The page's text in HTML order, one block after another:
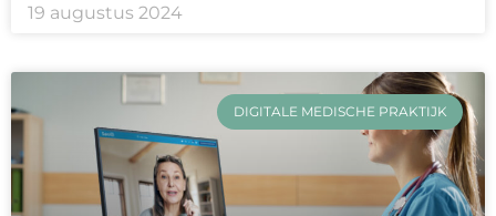
19 augustus 2024
DIGITALE MEDISCHE PRAKTIJK